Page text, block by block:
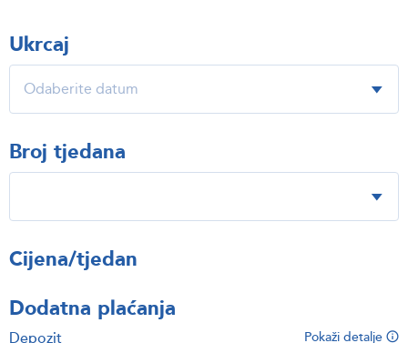
Ukrcaj
Broj tjedana
Cijena/tjedan
Dodatna plaćanja
Pokaži detalje
Depozit